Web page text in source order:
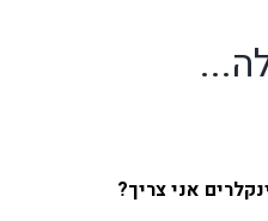
אני צריך?